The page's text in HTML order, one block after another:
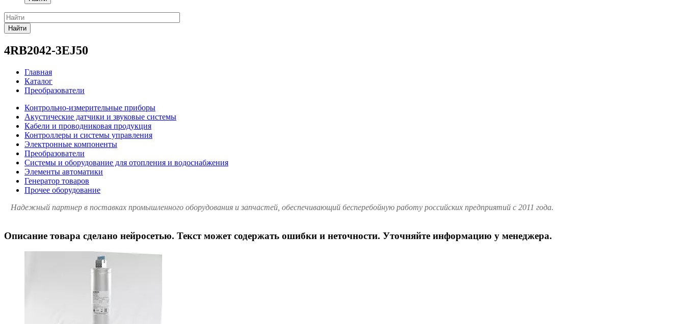
Найти
4RB2042-3EJ50
Главная
Каталог
Преобразователи
Контрольно-измерительные приборы
Акустические датчики и звуковые системы
Кабели и проводниковая продукция
Контроллеры и системы управления
Электронные компоненты
Преобразователи
Системы и оборудование для отопления и водоснабжения
Элементы автоматики
Генератор товаров
Прочее оборудование
Надежный партнер в поставках промышленного оборудования и запчастей, обеспечивающий бесперебойную работу российских предприятий с 2011 года.
Описание товара сделано нейросетью. Текст может содержать ошибки и неточности. Уточняйте информацию у менеджера.